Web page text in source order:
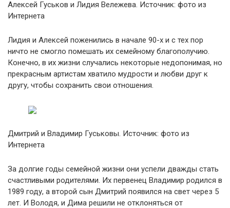
Алексей Гуськов и Лидия Вележева. Источник: фото из
Интернета
Лидия и Алексей поженились в начале 90-х и с тех пор
ничто не смогло помешать их семейному благополучию.
Конечно, в их жизни случались некоторые недопонимая, но
прекрасным артистам хватило мудрости и любви друг к
другу, чтобы сохранить свои отношения.
Дмитрий и Владимир Гуськовы. Источник: фото из
Интернета
За долгие годы семейной жизни они успели дважды стать
счастливыми родителями. Их первенец Владимир родился в
1989 году, а второй сын Дмитрий появился на свет через 5
лет. И Володя, и Дима решили не отклоняться от